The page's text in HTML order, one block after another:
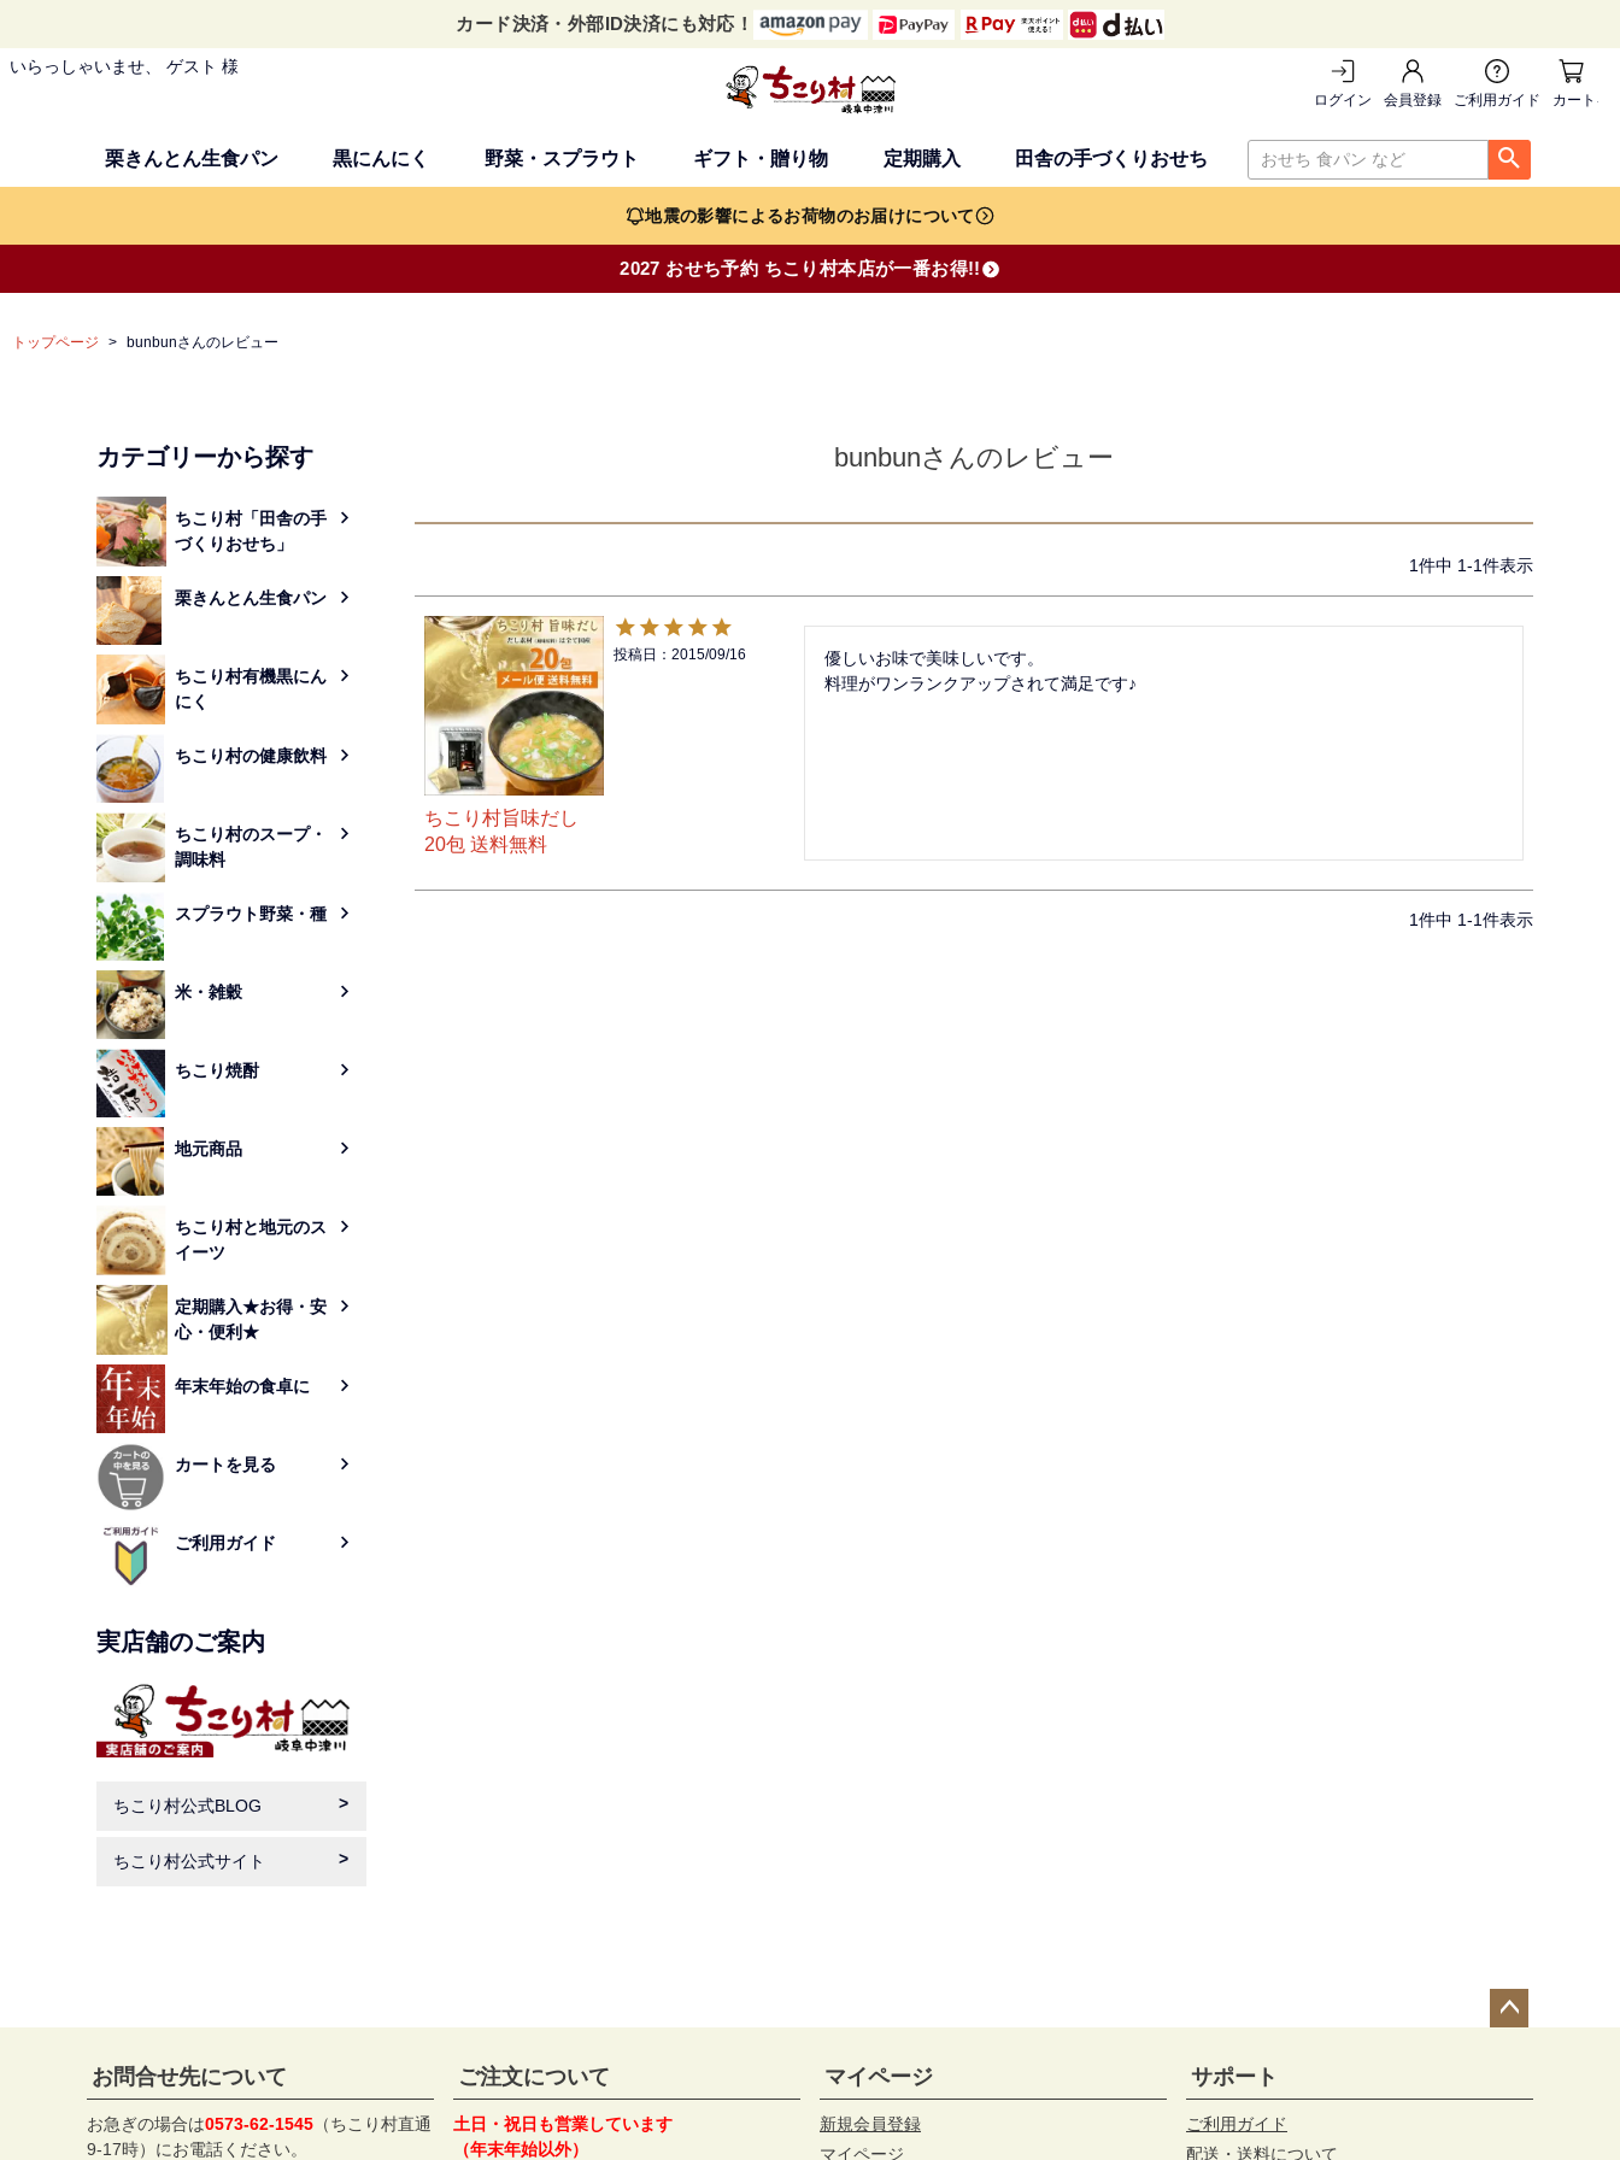
カード決済・外部ID決済にも対応！
いらっしゃいませ、 ゲスト 様
ログイン 会員登録 ご利用ガイド カートを
栗きんとん生食パン 黒にんにく 野菜・スプラウト ギフト・贈り物 定期購入 田舎の手づくりおせち
検索
地震の影響によるお荷物のお届けについて
2027 おせち予約 ちこり村本店が一番お得!!
トップページ bunbunさんのレビュー
カテゴリーから探す
ちこり村「田舎の手
づくりおせち」
栗きんとん生食パン
ちこり村有機黒にん
にく
ちこり村の健康飲料
ちこり村のスープ・
調味料
スプラウト野菜・種
米・雑穀
ちこり焼酎
地元商品
ちこり村と地元のス
イーツ
定期購入★お得・安
心・便利★
年末年始の食卓に
カートを見る
ご利用ガイド
実店舗のご案内
ちこり村公式BLOG
ちこり村公式サイト
bunbunさんのレビュー
1件中 1-1件表示
ちこり村旨味だし
20包 送料無料
投稿日 2015/09/16
優しいお味で美味しいです。
料理がワンランクアップされて満足です♪
1件中 1-1件表示
お問合せ先について
お急ぎの場合は0573-62-1545 （ちこり村直通
9-17時）にお電話ください。
ご注文について
土日・祝日も営業しています
（年末年始以外）
マイページ
新規会員登録
マイページ
サポート
ご利用ガイド
配送・送料について